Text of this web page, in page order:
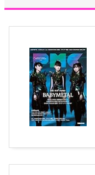
ワイ「米津玄師ってソ
ったよね」 NEW!
冨里奈央ちゃん、罰ゲ
坂46】 NEW!
本田望結、久しぶりに
でかかった！（画像あり）
日本独自企画・限定生
JAPAN EDITION)」着弾
【BABYMETAL】